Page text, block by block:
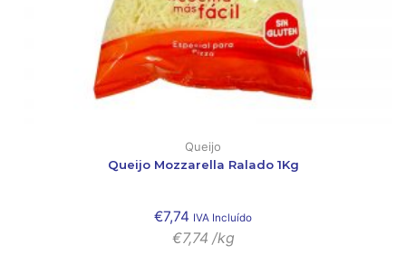
Queijo
Queijo Mozzarella Ralado 1Kg
€7,74 IVA Incluído
€7,74 /kg